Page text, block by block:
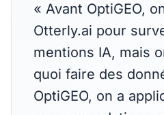
« Avant OptiGEO,
Otterly.ai pour
mentions IA, mais
quoi faire des
OptiGEO, on a